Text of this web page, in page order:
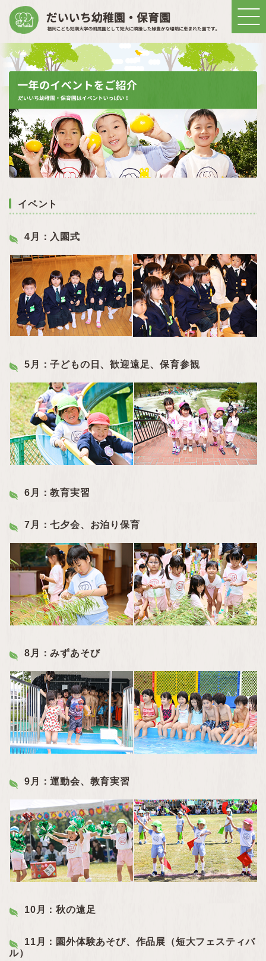
イベント
4月：入園式
5月：子どもの日、歓迎遠足、保育参観
6月：教育実習
7月：七夕会、お泊り保育
8月：みずあそび
9月：運動会、教育実習
10月：秋の遠足
11月：園外体験あそび、作品展（短大フェスティバ
ル）